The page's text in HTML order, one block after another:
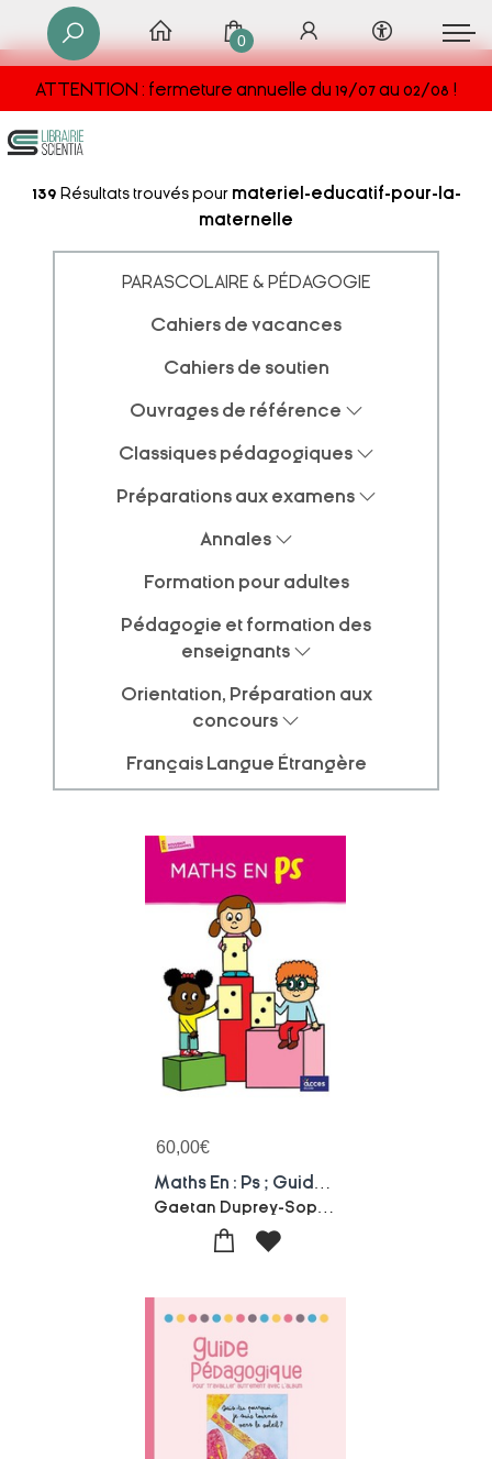
ATTENTION : fermeture annuelle du 19/07 au 02/08 !
0
139 Résultats trouvés pour materiel-educatif-pour-la-
maternelle
PARASCOLAIRE & PÉDAGOGIE
Cahiers de vacances
Cahiers de soutien
Ouvrages de référence
Classiques pédagogiques
Préparations aux examens
Annales
Formation pour adultes
Pédagogie et formation des
enseignants
Orientation, Préparation aux
concours
Français Langue Étrangère
60,00€